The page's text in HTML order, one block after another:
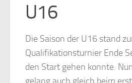
U16
Die Saison der U16 stand
Qualifikationsturnier Ende
den Start gehen konnte.